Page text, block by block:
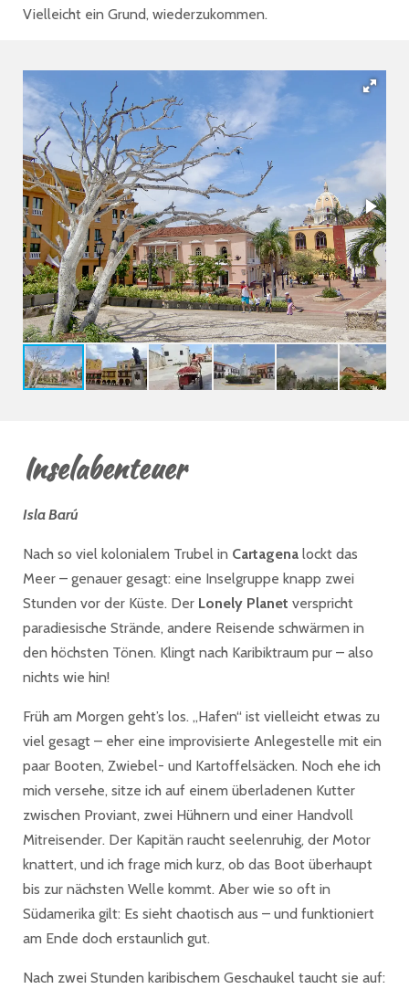
Vielleicht ein Grund, wiederzukommen.
Inselabenteuer
Isla Barú
Nach so viel kolonialem Trubel in Cartagena lockt das
Meer – genauer gesagt: eine Inselgruppe knapp zwei
Stunden vor der Küste. Der Lonely Planet verspricht
paradiesische Strände, andere Reisende schwärmen in
den höchsten Tönen. Klingt nach Karibiktraum pur – also
nichts wie hin!
Früh am Morgen geht’s los. „Hafen“ ist vielleicht etwas zu
viel gesagt – eher eine improvisierte Anlegestelle mit ein
paar Booten, Zwiebel- und Kartoffelsäcken. Noch ehe ich
mich versehe, sitze ich auf einem überladenen Kutter
zwischen Proviant, zwei Hühnern und einer Handvoll
Mitreisender. Der Kapitän raucht seelenruhig, der Motor
knattert, und ich frage mich kurz, ob das Boot überhaupt
bis zur nächsten Welle kommt. Aber wie so oft in
Südamerika gilt: Es sieht chaotisch aus – und funktioniert
am Ende doch erstaunlich gut.
Nach zwei Stunden karibischem Geschaukel taucht sie auf: